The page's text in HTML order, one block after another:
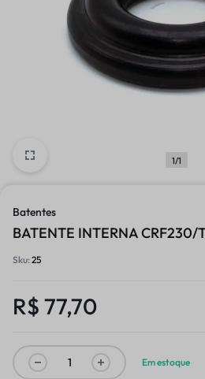
1/1
Batentes
BATENTE INTERNA CRF230/
Sku:25
R$ 77,70
Em estoque